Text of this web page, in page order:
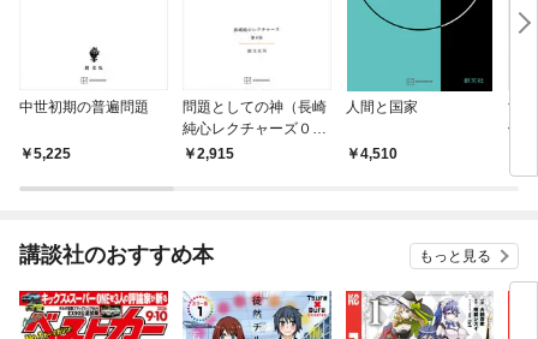
中世初期の普遍問題
5,225
問題としての神（長崎
純心レクチャーズ０
４） 経験・存在・神
2,915
人間と国家
4,510
世
例
講談社のおすすめ本 もっと見る